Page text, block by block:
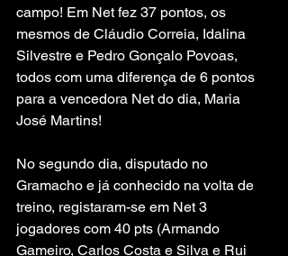
campo! Em Net fez 37 pontos, os
mesmos de Cláudio Correia, Idalina
Silvestre e Pedro Gonçalo Povoas,
todos com uma diferença de 6 pontos
para a vencedora Net do dia, Maria
José Martins!
No segundo dia, disputado no
Gramacho e já conhecido na volta de
treino, registaram-se em Net 3
jogadores com 40 pts (Armando
Gameiro, Carlos Costa e Silva e Rui